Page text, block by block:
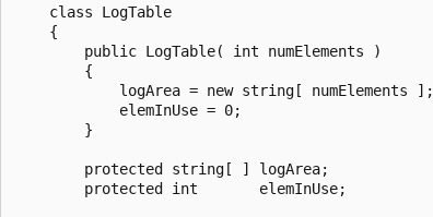
    class LogTable
    {
        public LogTable( int numElements )
        {
            logArea = new string[ numElements ];
            elemInUse = 0;
        }
        protected string[ ] logArea;
        protected int       elemInUse;